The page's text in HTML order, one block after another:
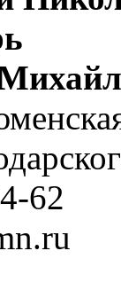
62